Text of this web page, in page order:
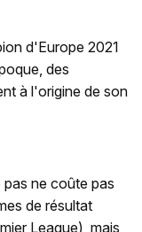
d'Europe 2021
des
à l'origine de son
ne coûte pas
de résultat
League), mais